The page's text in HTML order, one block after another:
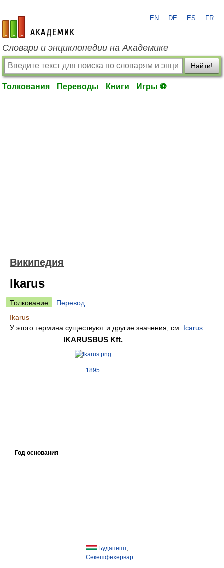
academic.ru
EN DE ES FR
Словари и энциклопедии на Академике
Найти!
Толкования Переводы Книги Игры ⚽
Википедия
Ikarus
Толкование
Перевод
Ikarus
У этого термина существуют и другие значения, см. Icarus
IKARUSBUS Kft.
Год основания
1895
Будапешт,
Секешфехервар